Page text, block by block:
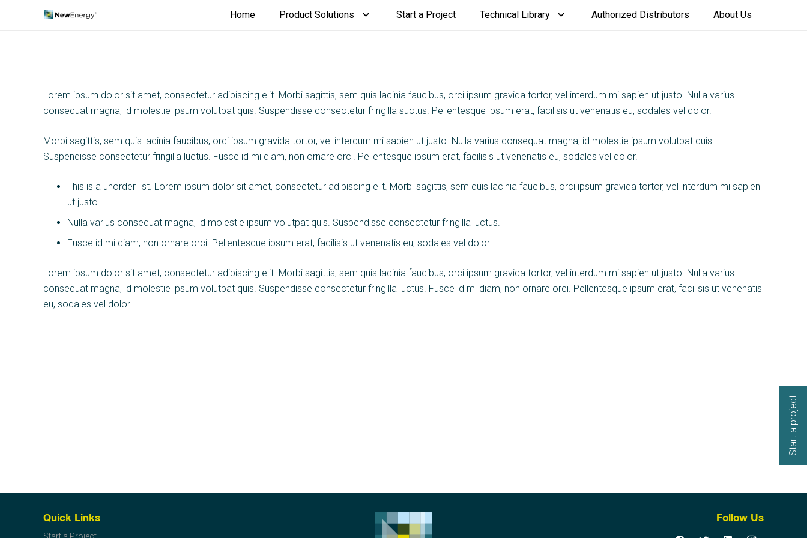
Home Product Solutions Start a Project Technical Library Authorized Distributors About Us
Lorem ipsum dolor sit amet, consectetur adipiscing elit. Morbi sagittis, sem quis lacinia faucibus, orci ipsum gravida tortor, vel interdum mi sapien ut justo. Nulla varius
consequat magna, id molestie ipsum volutpat quis. Suspendisse consectetur fringilla suctus. Pellentesque ipsum erat, facilisis ut venenatis eu, sodales vel dolor.
Morbi sagittis, sem quis lacinia faucibus, orci ipsum gravida tortor, vel interdum mi sapien ut justo. Nulla varius consequat magna, id molestie ipsum volutpat quis.
Suspendisse consectetur fringilla luctus. Fusce id mi diam, non ornare orci. Pellentesque ipsum erat, facilisis ut venenatis eu, sodales vel dolor.
This is a unorder list. Lorem ipsum dolor sit amet, consectetur adipiscing elit. Morbi sagittis, sem quis lacinia faucibus, orci ipsum gravida tortor, vel interdum mi sapien
ut justo.
Nulla varius consequat magna, id molestie ipsum volutpat quis. Suspendisse consectetur fringilla luctus.
Fusce id mi diam, non ornare orci. Pellentesque ipsum erat, facilisis ut venenatis eu, sodales vel dolor.
Lorem ipsum dolor sit amet, consectetur adipiscing elit. Morbi sagittis, sem quis lacinia faucibus, orci ipsum gravida tortor, vel interdum mi sapien ut justo. Nulla varius
consequat magna, id molestie ipsum volutpat quis. Suspendisse consectetur fringilla luctus. Fusce id mi diam, non ornare orci. Pellentesque ipsum erat, facilisis ut venenatis
eu, sodales vel dolor.
Quick Links Follow Us
Start a project